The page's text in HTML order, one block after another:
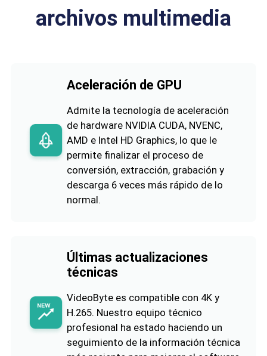
archivos multimedia
Aceleración de GPU
Admite la tecnología de aceleración
de hardware NVIDIA CUDA, NVENC,
AMD e Intel HD Graphics, lo que le
permite finalizar el proceso de
conversión, extracción, grabación y
descarga 6 veces más rápido de lo
normal.
Últimas actualizaciones
técnicas
VideoByte es compatible con 4K y
H.265. Nuestro equipo técnico
profesional ha estado haciendo un
seguimiento de la información técnica